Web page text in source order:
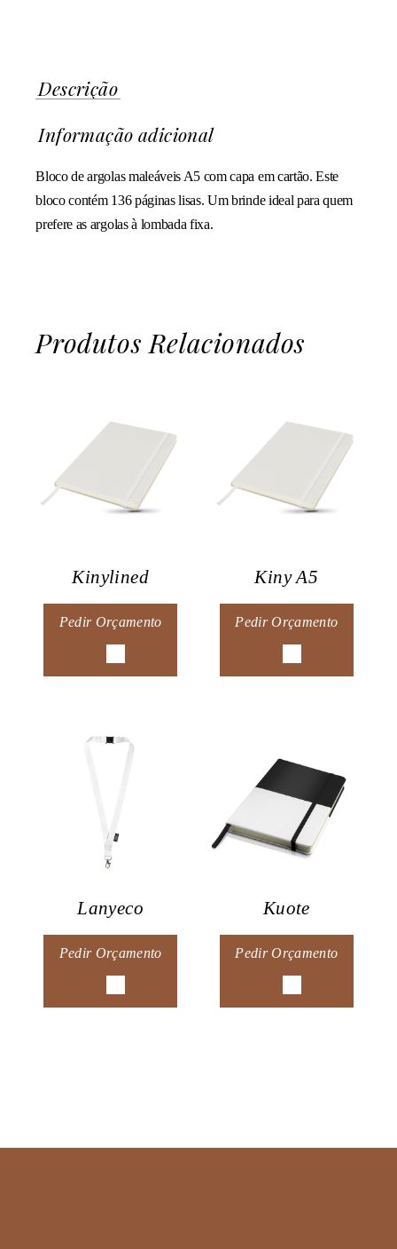
Descrição
Informação adicional
Bloco de argolas maleáveis A5 com capa em cartão. Este
bloco contém 136 páginas lisas. Um brinde ideal para quem
prefere as argolas à lombada fixa.
Produtos Relacionados
Kinylined
Pedir Orçamento
Kiny A5
Pedir Orçamento
Lanyeco
Pedir Orçamento
Kuote
Pedir Orçamento